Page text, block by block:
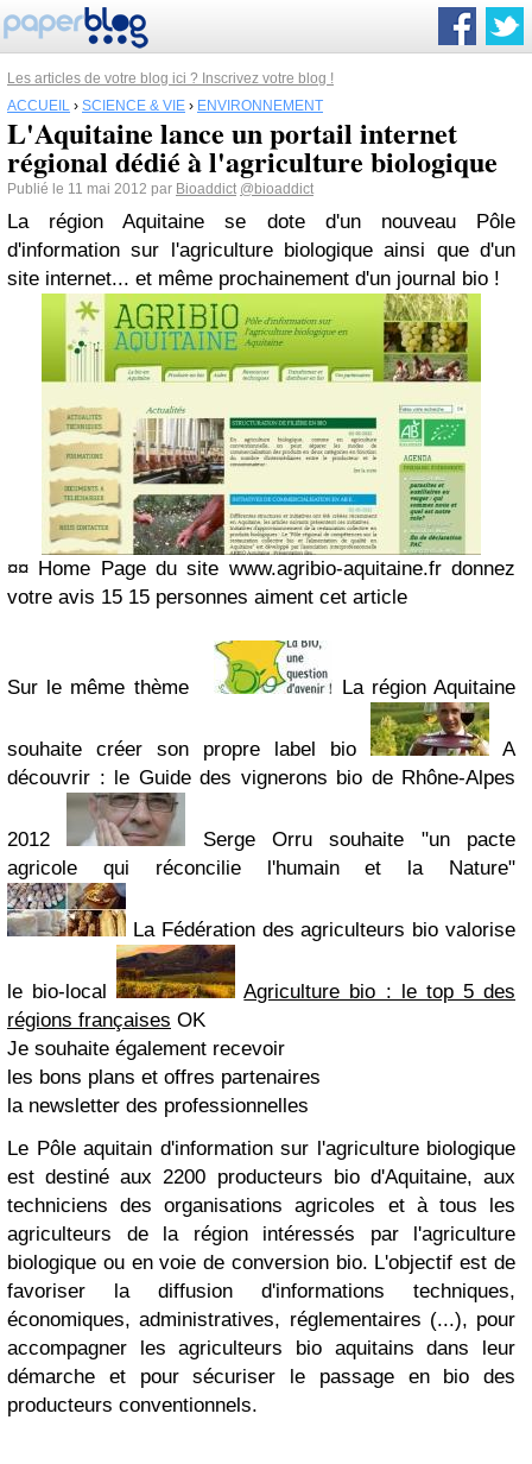
Les articles de votre blog ici ? Inscrivez votre blog !
ACCUEIL › SCIENCE & VIE › ENVIRONNEMENT
L'Aquitaine lance un portail internet
régional dédié à l'agriculture biologique
Publié le 11 mai 2012 par Bioaddict @bioaddict
La région Aquitaine se dote d'un nouveau Pôle
d'information sur l'agriculture biologique ainsi que d'un
site internet... et même prochainement d'un journal bio !
¤¤ Home Page du site www.agribio-aquitaine.fr donnez
votre avis 15 15 personnes aiment cet article
Sur le même thème La région Aquitaine
souhaite créer son propre label bio
A
découvrir : le Guide des vignerons bio de Rhône-Alpes
2012
Serge Orru souhaite "un pacte
agricole qui réconcilie l'humain et la Nature"
La Fédération des agriculteurs bio valorise
le bio-local
Agriculture bio : le top 5 des
régions françaises OK
Je souhaite également recevoir
les bons plans et offres partenaires
la newsletter des professionnelles
Le Pôle aquitain d'information sur l'agriculture biologique
est destiné aux 2200 producteurs bio d'Aquitaine, aux
techniciens des organisations agricoles et à tous les
agriculteurs de la région intéressés par l'agriculture
biologique ou en voie de conversion bio. L'objectif est de
favoriser la diffusion d'informations techniques,
économiques, administratives, réglementaires (...), pour
accompagner les agriculteurs bio aquitains dans leur
démarche et pour sécuriser le passage en bio des
producteurs conventionnels.